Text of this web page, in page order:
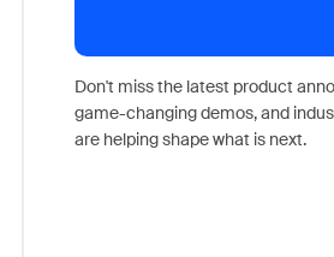
Don't miss the latest product
game-changing demos, and
are helping shape what is next.